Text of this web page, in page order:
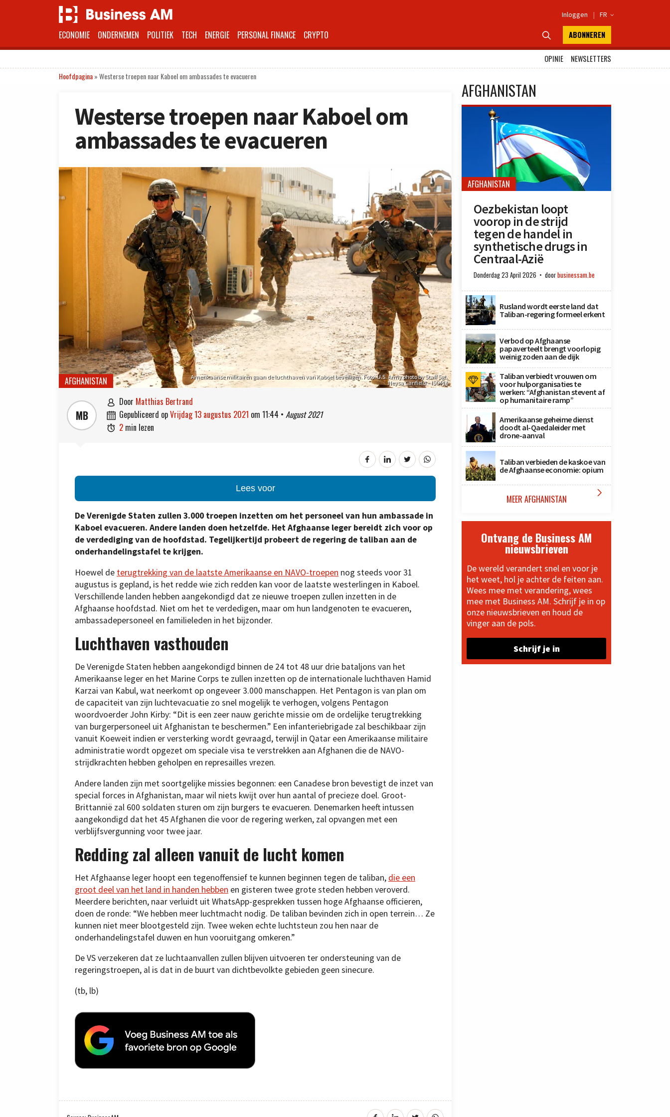
Inloggen | FR 
ECONOMIE ONDERNEMEN POLITIEK TECH ENERGIE PERSONAL FINANCE CRYPTO  ABONNEREN
OPINIE
NEWSLETTERS
Hoofdpagina»Westerse troepen naar Kaboel om ambassades te evacueren
Westerse troepen naar Kaboel om
ambassades te evacueren
Amerikaanse militairen gaan de luchthaven van Kaboel beveiligen. Foto: U.S. Army photo by Staff Sgt.
Neysa Canfield – ISOPIX
AFGHANISTAN
MB
 door Matthias Bertrand
 gepubliceerd op vrijdag 13 augustus 2021 om 11:44 • August 2021
 2 min lezen
Lees voor
De Verenigde Staten zullen 3.000 troepen inzetten om het personeel van hun ambassade in
Kaboel evacueren. Andere landen doen hetzelfde. Het Afghaanse leger bereidt zich voor op
de verdediging van de hoofdstad. Tegelijkertijd probeert de regering de taliban aan de
onderhandelingstafel te krijgen.
Hoewel de terugtrekking van de laatste Amerikaanse en NAVO-troepen nog steeds voor 31
augustus is gepland, is het redde wie zich redden kan voor de laatste westerlingen in Kaboel.
Verschillende landen hebben aangekondigd dat ze nieuwe troepen zullen inzetten in de
Afghaanse hoofdstad. Niet om het te verdedigen, maar om hun landgenoten te evacueren,
ambassadepersoneel en familieleden in het bijzonder.
Luchthaven vasthouden
De Verenigde Staten hebben aangekondigd binnen de 24 tot 48 uur drie bataljons van het
Amerikaanse leger en het Marine Corps te zullen inzetten op de internationale luchthaven Hamid
Karzai van Kabul, wat neerkomt op ongeveer 3.000 manschappen. Het Pentagon is van plan om
de capaciteit van zijn luchtevacuatie zo snel mogelijk te verhogen, volgens Pentagon
woordvoerder John Kirby: “Dit is een zeer nauw gerichte missie om de ordelijke terugtrekking
van burgerpersoneel uit Afghanistan te beschermen.” Een infanteriebrigade zal beschikbaar zijn
vanuit Koeweit indien er versterking wordt gevraagd, terwijl in Qatar een Amerikaanse militaire
administratie wordt opgezet om speciale visa te verstrekken aan Afghanen die de NAVO-
strijdkrachten hebben geholpen en represailles vrezen.
Andere landen zijn met soortgelijke missies begonnen: een Canadese bron bevestigt de inzet van
special forces in Afghanistan, maar wil niets kwijt over hun aantal of precieze doel. Groot-
Brittannië zal 600 soldaten sturen om zijn burgers te evacueren. Denemarken heeft intussen
aangekondigd dat het 45 Afghanen die voor de regering werken, zal opvangen met een
verblijfsvergunning voor twee jaar.
Redding zal alleen vanuit de lucht komen
Het Afghaanse leger hoopt een tegenoffensief te kunnen beginnen tegen de taliban, die een
groot deel van het land in handen hebben en gisteren twee grote steden hebben veroverd.
Meerdere berichten, naar verluidt uit WhatsApp-gesprekken tussen hoge Afghaanse officieren,
doen de ronde: “We hebben meer luchtmacht nodig. De taliban bevinden zich in open terrein… Ze
kunnen niet meer blootgesteld zijn. Twee weken echte luchtsteun zou hen naar de
onderhandelingstafel duwen en hun vooruitgang omkeren.”
De VS verzekeren dat ze luchtaanvallen zullen blijven uitvoeren ter ondersteuning van de
regeringstroepen, al is dat in de buurt van dichtbevolkte gebieden geen sinecure.
(tb, lb)
AFGHANISTAN
AFGHANISTAN
Oezbekistan loopt
voorop in de strijd
tegen de handel in
synthetische drugs in
Centraal-Azië
Donderdag 23 April 2026 doorbusinessam.be
Rusland wordt eerste land dat
Taliban-regering formeel erkent
Verbod op Afghaanse
papaverteelt brengt voorlopig
weinig zoden aan de dijk
Taliban verbiedt vrouwen om
voor hulporganisaties te
werken: “Afghanistan stevent af
op humanitaire ramp”
Amerikaanse geheime dienst
doodt al-Qaedaleider met
drone-aanval
Taliban verbieden de kaskoe van
de Afghaanse economie: opium
MEER AFGHANISTAN 
Ontvang de Business AM
nieuwsbrieven
De wereld verandert snel en voor je
het weet, hol je achter de feiten aan.
Wees mee met verandering, wees
mee met Business AM. Schrijf je in op
onze nieuwsbrieven en houd de
vinger aan de pols.
Schrijf je in